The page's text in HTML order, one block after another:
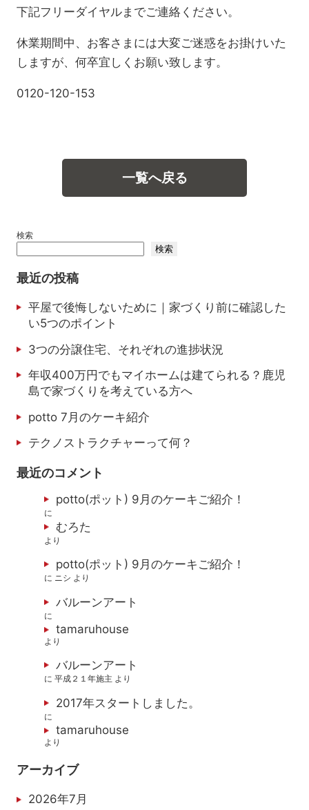
下記フリーダイヤルまでご連絡ください。
休業期間中、お客さまには大変ご迷惑をお掛けいた
しますが、何卒宜しくお願い致します。
0120-120-153
一覧へ戻る
検索
検索
最近の投稿
平屋で後悔しないために｜家づくり前に確認した
い5つのポイント
3つの分譲住宅、それぞれの進捗状況
年収400万円でもマイホームは建てられる？鹿児
島で家づくりを考えている方へ
potto 7月のケーキ紹介
テクノストラクチャーって何？
最近のコメント
potto(ポット) 9月のケーキご紹介！
に
むろた
より
potto(ポット) 9月のケーキご紹介！
に ニシ より
バルーンアート
に
tamaruhouse
より
バルーンアート
に平成２１年施主 より
2017年スタートしました。
に
tamaruhouse
より
アーカイブ
2026年7月